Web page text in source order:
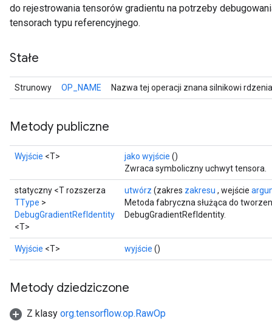
do rejestrowania tensorów gradientu na potrzeby
tensorach typu referencyjnego.
Stałe
Strunowy OP_NAME Nazwa tej operacji znana silnikowi
Metody publiczne
Wyjście <T> jako wyjście ()
Zwraca symboliczny uchwyt tensora.
statyczny <T rozszerza
TType >
DebugGradientRefIdentity
<T>
utwórz (zakres zakresu , wejście
Metoda fabryczna służąca do
DebugGradientRefIdentity.
Wyjście <T> wyjście ()
Metody dziedziczone
Z klasy org.tensorflow.op.RawOp